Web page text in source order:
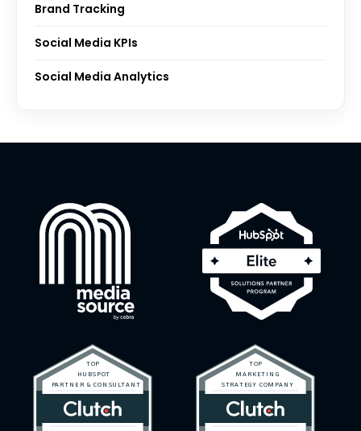
Brand Tracking
Social Media KPIs
Social Media Analytics